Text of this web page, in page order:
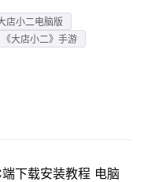
店小二电脑版
《大店小二》手游
下载安装教程 电脑